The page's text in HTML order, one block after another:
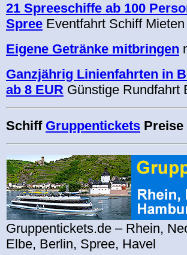
21 Spreeschiffe ab 100
Spree Eventfahrt Schiff
Eigene Getränke mitbringen
Ganzjährig Linienfahrten in
ab 8 EUR Günstige Rundfahrt
Schiff Gruppentickets Preise
Gruppentickets.de – Rhein,
Elbe, Berlin, Spree, Havel